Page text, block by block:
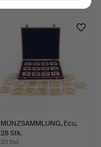
MÜNZSAMMLUNG, Ecu,
28 Stk.
20 Std